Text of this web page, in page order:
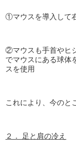
①マウスを導入して
②マウスも手首やヒ
でマウスにある球体
スを使用
これにより、今のと
２． 足と肩の冷え